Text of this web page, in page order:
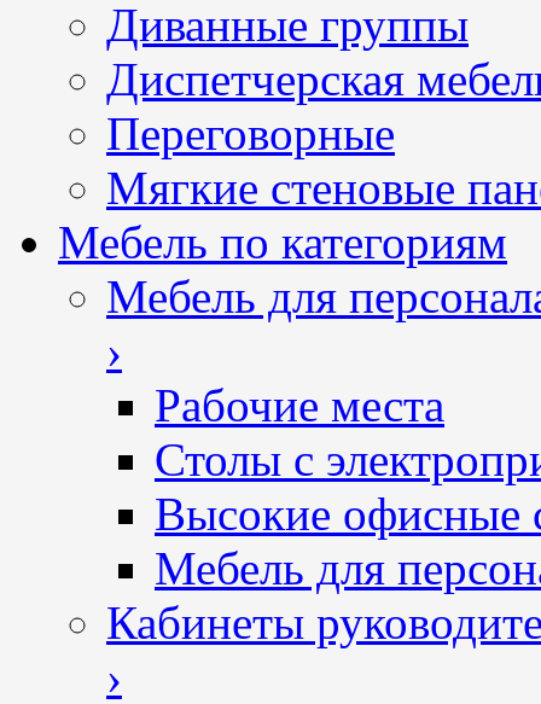
Диванные группы
Диспетчерская
Переговорные
Мягкие стеновые
Мебель по категориям
Мебель для
›
Рабочие места
Столы с
Высокие офисные
Мебель для
Кабинеты
›